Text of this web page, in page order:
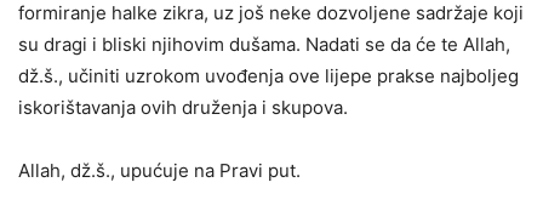
formiranje halke zikra, uz još neke dozvoljene sadržaje koji
su dragi i bliski njihovim dušama. Nadati se da će te Allah,
dž.š., učiniti uzrokom uvođenja ove lijepe prakse najboljeg
iskorištavanja ovih druženja i skupova.
Allah, dž.š., upućuje na Pravi put.